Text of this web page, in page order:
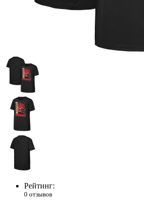
Рейтинг:
0 отзывов